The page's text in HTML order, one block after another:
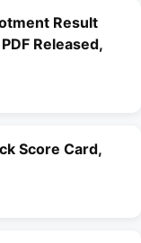
Result
Released,
Score Card,